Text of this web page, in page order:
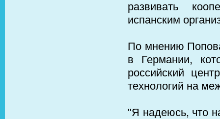
развивать
испанским
По мнению
в Германии,
российский
технологий на
"Я надеюсь, что